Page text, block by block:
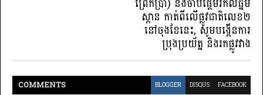
ព្រែកប្រា) នឹងចាប់ផ្តើមរំកិលធ្នឹម
ស្ពាន កាត់ពីលើផ្លូវជាតិលេខ២
នៅចុងខែនេះ, សូមបង្កើនការ
ប្រុងប្រយ័ត្ន និងរកផ្លូវវាង
COMMENTS BLOGGER DISQUS FACEBOOK